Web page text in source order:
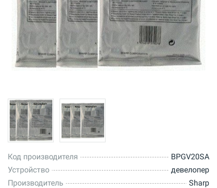
Код производителя
BPGV20SA
Устройство
девелопер
Производитель
Sharp